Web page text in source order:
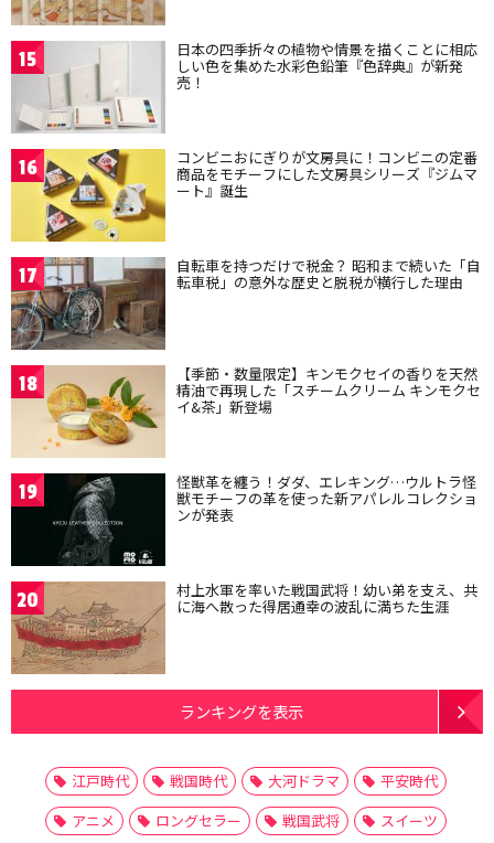
15 日本の四季折々の植物や情景を描くことに相応
しい色を集めた水彩色鉛筆『色辞典』が新発
売！
16 コンビニおにぎりが文房具に！コンビニの定番
商品をモチーフにした文房具シリーズ『ジムマ
ート』誕生
17 自転車を持つだけで税金？ 昭和まで続いた「自
転車税」の意外な歴史と脱税が横行した理由
18 【季節・数量限定】キンモクセイの香りを天然
精油で再現した「スチームクリーム キンモクセ
イ&茶」新登場
19 怪獣革を纏う！ダダ、エレキング…ウルトラ怪
獣モチーフの革を使った新アパレルコレクショ
ンが発表
20 村上水軍を率いた戦国武将！幼い弟を支え、共
に海へ散った得居通幸の波乱に満ちた生涯
ランキングを表示
江戸時代 戦国時代 大河ドラマ
平安時代
アニメ
ロングセラー 戦国武将
スイーツ